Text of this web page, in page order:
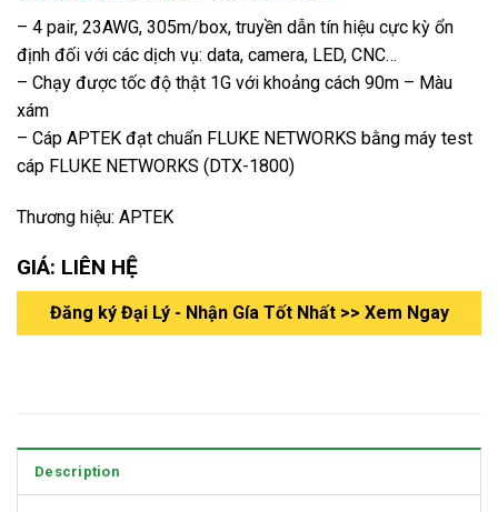
– 4 pair, 23AWG, 305m/box, truyền dẫn tín hiệu cực kỳ ổn
định đối với các dịch vụ: data, camera, LED, CNC…
– Chạy được tốc độ thật 1G với khoảng cách 90m – Màu
xám
– Cáp APTEK đạt chuẩn FLUKE NETWORKS bằng máy test
cáp FLUKE NETWORKS (DTX-1800)
Thương hiệu: APTEK
GIÁ: LIÊN HỆ
Đăng ký Đại Lý - Nhận Gía Tốt Nhất >> Xem Ngay
Description